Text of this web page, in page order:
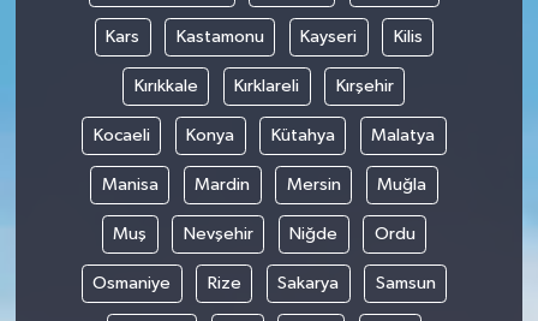
Kars Kastamonu Kayseri Kilis
Kırıkkale Kırklareli Kırşehir
Kocaeli Konya Kütahya Malatya
Manisa Mardin Mersin Muğla
Muş Nevşehir Niğde Ordu
Osmaniye Rize Sakarya Samsun